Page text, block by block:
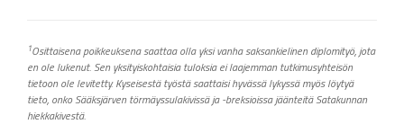
1Osittaisena poikkeuksena saattaa olla yksi vanha saksankielinen diplomityö, jota
en ole lukenut. Sen yksityiskohtaisia tuloksia ei laajemman tutkimusyhteisön
tietoon ole levitetty. Kyseisestä työstä saattaisi hyvässä lykyssä myös löytyä
tieto, onko Sääksjärven törmäyssulakivissä ja -breksioissa jäänteitä Satakunnan
hiekkakivestä.